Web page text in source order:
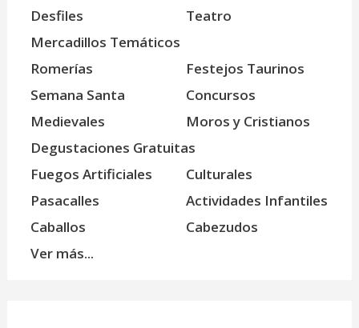
Desfiles
Teatro
Mercadillos Temáticos
Romerías
Festejos Taurinos
Semana Santa
Concursos
Medievales
Moros y Cristianos
Degustaciones Gratuitas
Fuegos Artificiales
Culturales
Pasacalles
Actividades Infantiles
Caballos
Cabezudos
Ver más...